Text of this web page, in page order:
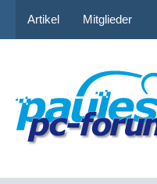
Artikel Mitglieder